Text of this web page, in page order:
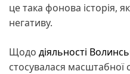
це така фонова історія,
негативу.
Щодо діяльності
стосувалася масштабної